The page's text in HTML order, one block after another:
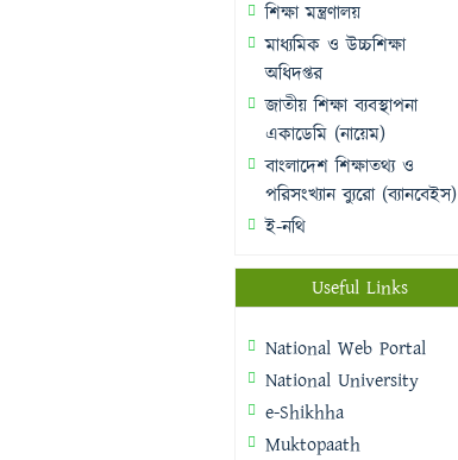
শিক্ষা মন্ত্রণালয়
মাধ্যমিক ও উচ্চশিক্ষা
অধিদপ্তর
জাতীয় শিক্ষা ব্যবস্থাপনা
একাডেমি (নায়েম)
বাংলাদেশ শিক্ষাতথ্য ও
পরিসংখ্যান ব্যুরো (ব্যানবেইস)
ই-নথি
Useful Links
National Web Portal
National University
e-Shikhha
Muktopaath